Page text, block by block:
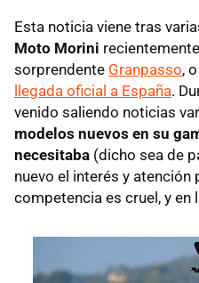
Esta noticia viene tras
Moto Morini
sorprendente Granpasso,
llegada oficial a España.
venido saliendo noticias
modelos nuevos en su
necesitaba (dicho sea de
nuevo el interés y atención
competencia es cruel, y en